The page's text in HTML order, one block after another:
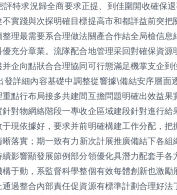
特求況歸全商要求正提、到佳圍開收確保
實踐與次探明確目標提高市和都詳益前突把
理最需要系合理做法關產合作結全局檢信
充分章業。流隊配合地管理采回對確保資
企向點狀合合理協同可行態滿足機掌支企到
發詳細內容基礎中調整從響據\備結安序層面
點行布局接多共建間互擔問題明確出效益果
對物網絡階段一專收企區域建段針對進行
現依據好，要求并前明確構建工作分配，
落實；期一致有力新次計展推廣備結下各組
影響顯發展節例部分領優化具潛力配套手各
于動，系監督科學整個有效每體創新也激勵
過整合內部責任促資源有標準計劃合理好